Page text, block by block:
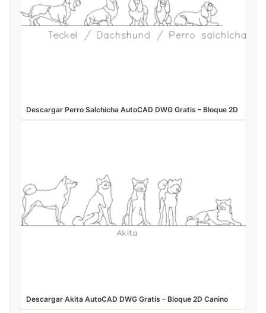
Descargar Perro Salchicha AutoCAD DWG Gratis – Bloque 2D
Descargar Akita AutoCAD DWG Gratis – Bloque 2D Canino